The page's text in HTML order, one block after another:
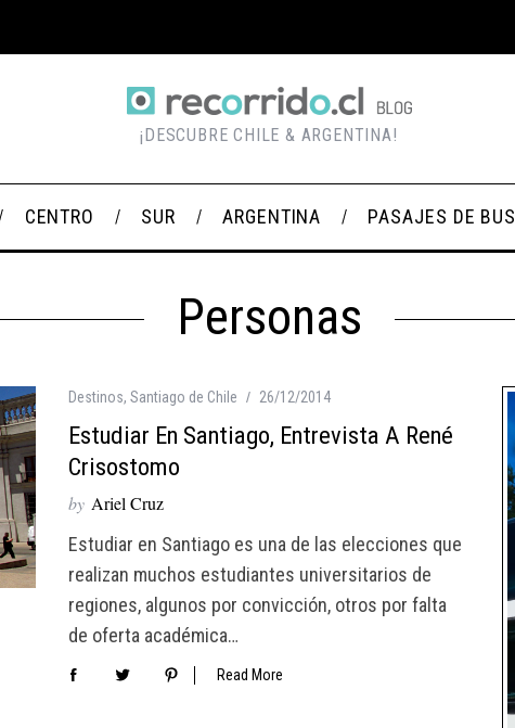
¡DESCUBRE CHILE & ARGENTINA!
CENTRO SUR ARGENTINA PASAJES DE BUS
Personas
Destinos, Santiago de Chile 26/12/2014
Estudiar En Santiago, Entrevista A René
Crisostomo
by Ariel Cruz
Estudiar en Santiago es una de las elecciones que
realizan muchos estudiantes universitarios de
regiones, algunos por convicción, otros por falta
de oferta académica…
Read More